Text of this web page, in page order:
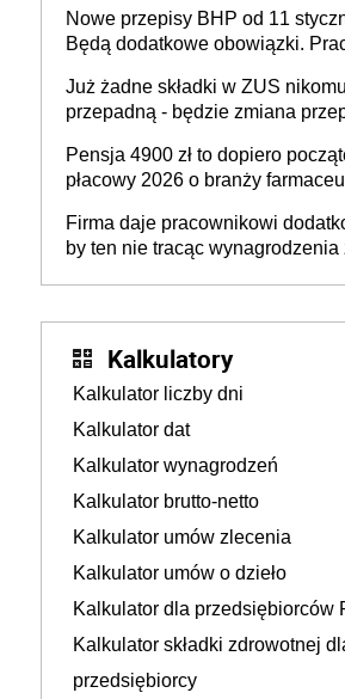
osoby neuroatypowe.
na rzecz Inkluzywności w
Nowe przepisy BHP od 11
Będą dodatkowe obowiązki.
Już żadne składki w ZUS
przepadną - będzie zmiana
ubezpieczeniom społecznym
Pensja 4900 zł to dopiero
płacowy 2026 o branży
Firma daje pracownikowi
by ten nie tracąc wynagrodzenia
Kalkulatory
Kalkulator liczby dni
Kalkulator dat
Kalkulator wynagrodzeń
Kalkulator brutto-netto
Kalkulator umów zlecenia
Kalkulator umów o dzieło
Kalkulator dla przedsiębiorców
Kalkulator składki zdrowotnej
przedsiębiorcy